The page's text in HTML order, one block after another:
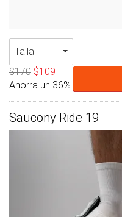
Talla
$170 $109
Ahorra un 36%
Saucony Ride 19